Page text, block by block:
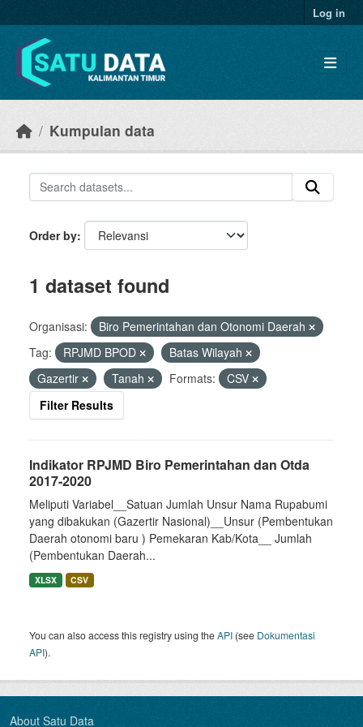
Log in
Kumpulan data
Order by
1 dataset found
Organisasi:
Biro Pemerintahan dan Otonomi Daerah
Tag:
RPJMD BPOD
Batas Wilayah
Gazertir
Tanah Formats:
CSV
Filter Results
Indikator RPJMD Biro Pemerintahan dan Otda
2017-2020
Meliputi Variabel__Satuan Jumlah Unsur Nama Rupabumi
yang dibakukan (Gazertir Nasional)__Unsur (Pembentukan
Daerah otonomi baru ) Pemekaran Kab/Kota__ Jumlah
(Pembentukan Daerah...
XLSX CSV
You can also access this registry using theAPI (see Dokumentasi
API).
About Satu Data